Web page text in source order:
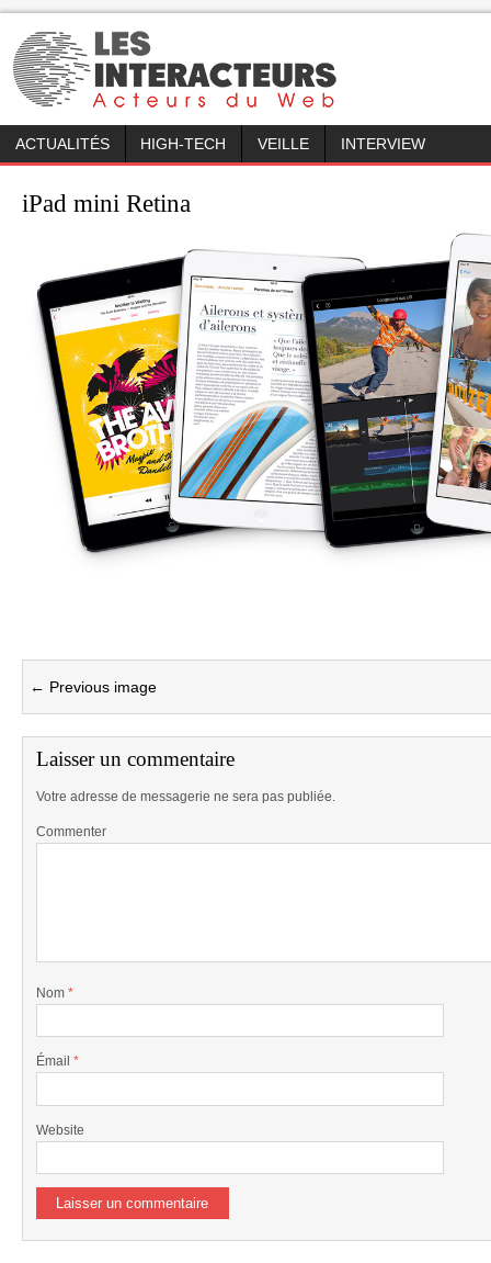
ACTUALITÉS HIGH-TECH VEILLE INTERVIEW
iPad mini Retina
← Previous image
Laisser un commentaire
Votre adresse de messagerie ne sera pas publiée.
Commenter
Nom *
Émail *
Website